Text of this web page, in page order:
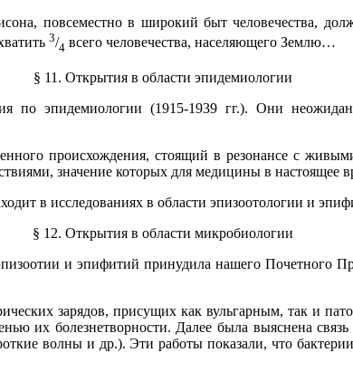
повсеместно в широкий быт человечества,
3/4 всего человечества, населяющего Землю…
§ 11. Открытия в области эпидемиологии
эпидемиологии (1915-1939 гг.). Они
происхождения, стоящий в резонансе с
значение которых для медицины в настоящее
в исследованиях в области эпизоотологии и
§ 12. Открытия в области микробиологии
и эпифитий принудила нашего Почетного
зарядов, присущих как вульгарным, так и
их болезнетворности. Далее была выяснена
волны и др.). Эти работы показали, что